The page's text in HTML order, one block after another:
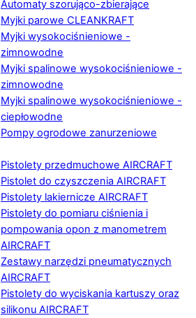
Automaty szorująco-zbierające
Myjki parowe CLEANKRAFT
Myjki wysokociśnieniowe -
zimnowodne
Myjki spalinowe wysokociśnieniowe -
zimnowodne
Myjki spalinowe wysokociśnieniowe -
ciepłowodne
Pompy ogrodowe zanurzeniowe
Pistolety przedmuchowe AIRCRAFT
Pistolet do czyszczenia AIRCRAFT
Pistolety lakiernicze AIRCRAFT
Pistolety do pomiaru ciśnienia i
pompowania opon z manometrem
AIRCRAFT
Zestawy narzędzi pneumatycznych
AIRCRAFT
Pistolety do wyciskania kartuszy oraz
silikonu AIRCRAFT